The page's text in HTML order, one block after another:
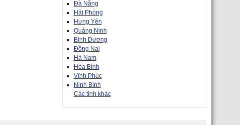
Đà Nẵng
Hải Phòng
Hưng Yên
Quảng Ninh
Bình Dương
Đồng Nai
Hà Nam
Hòa Bình
Vĩnh Phúc
Ninh Bình
Các tỉnh khác